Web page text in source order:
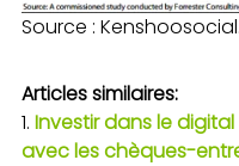
Source :
Articles similaires:
Investir dans le
avec les chèques-